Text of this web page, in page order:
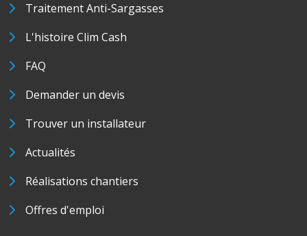
Traitement Anti-Sargasses
L'histoire Clim Cash
FAQ
Demander un devis
Trouver un installateur
Actualités
Réalisations chantiers
Offres d'emploi